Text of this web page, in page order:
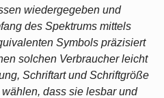
wiedergegeben und
des Spektrums mittels
Symbols präzisiert
solchen Verbraucher leicht
Schriftart und Schriftgröße
dass sie lesbar und